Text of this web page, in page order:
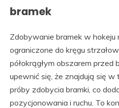
bramek
Zdobywanie bramek w
ograniczone do kręgu
półokrągłym obszarem przed
upewnić się, że znajdują się
próby zdobycia bramki, co
pozycjonowania i ruchu. To